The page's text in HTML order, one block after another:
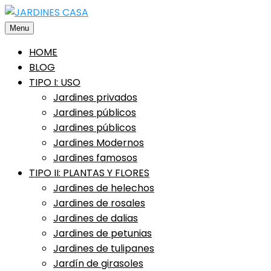
Saltar
alMenu
HOME
BLOG
TIPO I: USO
Jardines privados
Jardines públicos
Jardines públicos
Jardines Modernos
Jardines famosos
TIPO II: PLANTAS Y FLORES
Jardines de helechos
Jardines de rosales
Jardines de dalias
Jardines de petunias
Jardines de tulipanes
Jardín de girasoles